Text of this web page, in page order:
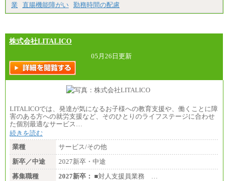
エリアサポート職 月給188,000円
■（株）JTBグローバルマーケティング＆トラベル
訪日事業職 月給202,000～227,000円＋地域間調整
給
※詳細はJTBキャリアサイトよりご確認ください。
■(株)JTBビジネストランスフォーム
総合職 月給205,000～225,000円＋地域間調整給
※詳細はJTBキャリアサイトよりご確認ください。
■(株)JTBデータサービス ※2027年新卒募集終了
※詳細はJTBキャリアサイトよりご確認ください。
■I&Jデジタルイノベーション(株)
総合職 月給224,500～242,600円＋地域手当
※詳細はJTBキャリアサイトよりご確認ください。
業
直腸機能障がい 勤務時間の配慮
株式会社LITALICO
05月26日更新
LITALICOでは、発達が気になるお子様への教育支援や、働くことに障
害のある方への就労支援など、そのひとりのライフステージに合わせ
た個別最適なサービス…
続きを読む
業種
サービス/その他
新卒／中途
2027新卒・中途
募集職種
2027新卒： ■対人支援員業務 …